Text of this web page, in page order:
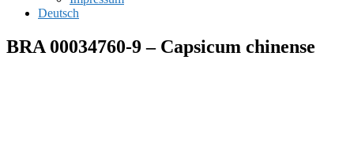
Deutsch
BRA 00034760-9 – Capsicum chinense